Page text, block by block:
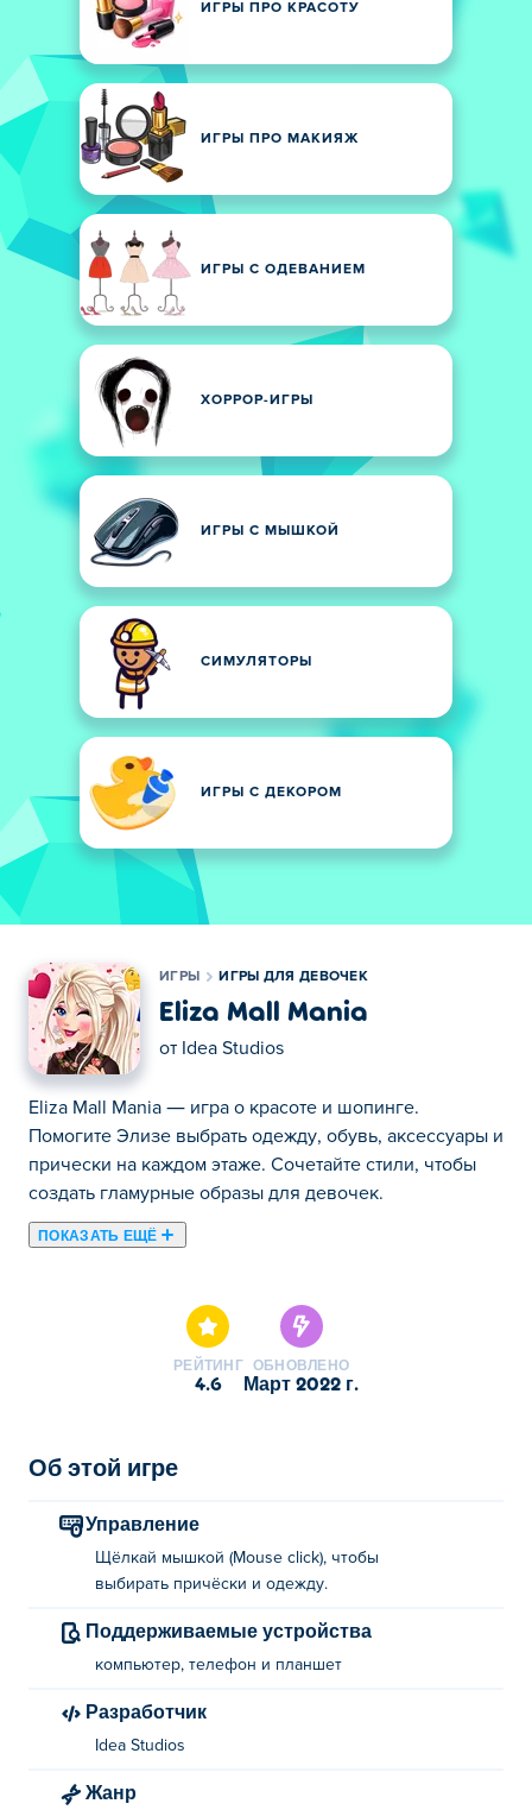
ИГРЫ ПРО КРАСОТУ
ИГРЫ ПРО МАКИЯЖ
ИГРЫ С ОДЕВАНИЕМ
ХОРРОР-ИГРЫ
ИГРЫ С МЫШКОЙ
СИМУЛЯТОРЫ
ИГРЫ С ДЕКОРОМ
ИГРЫ ИГРЫ ДЛЯ ДЕВОЧЕК
Eliza Mall Mania
от Idea Studios
Eliza Mall Mania — игра о красоте и шопинге.
Помогите Элизе выбрать одежду, обувь, аксессуары и
прически на каждом этаже. Сочетайте стили, чтобы
создать гламурные образы для девочек.
ПОКАЗАТЬ ЕЩЁ
РЕЙТИНГ
4.6
ОБНОВЛЕНО
март 2022 г.
Об этой игре
Управление
Щёлкай мышкой (Mouse click), чтобы
выбирать причёски и одежду.
Поддерживаемые устройства
компьютер, телефон и планшет
Разработчик
Idea Studios
Жанр